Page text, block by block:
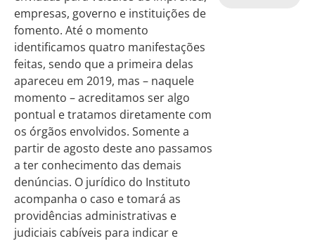
empresas, governo e instituições de
fomento. Até o momento
identificamos quatro manifestações
feitas, sendo que a primeira delas
apareceu em 2019, mas – naquele
momento – acreditamos ser algo
pontual e tratamos diretamente com
os órgãos envolvidos. Somente a
partir de agosto deste ano passamos
a ter conhecimento das demais
denúncias. O jurídico do Instituto
acompanha o caso e tomará as
providências administrativas e
judiciais cabíveis para indicar e